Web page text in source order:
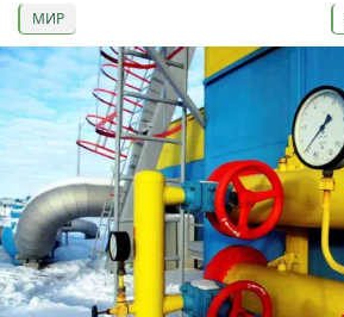
МИР